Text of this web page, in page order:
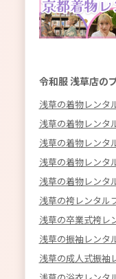
令和服 浅草店の
浅草の着物レンタ
浅草の着物レンタ
浅草の着物レンタ
浅草の着物レンタ
浅草の着物レンタ
浅草の袴レンタル
浅草の卒業式袴レ
浅草の振袖レンタ
浅草の成人式振袖